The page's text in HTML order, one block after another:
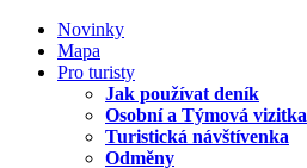
Novinky
Mapa
Pro turisty
Jak používat deník
Osobní a Týmová vizitka
Turistická návštívenka
Odměny